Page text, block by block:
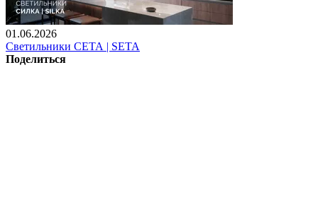
01.06.2026
Светильники СЕТА | SETA
Поделиться